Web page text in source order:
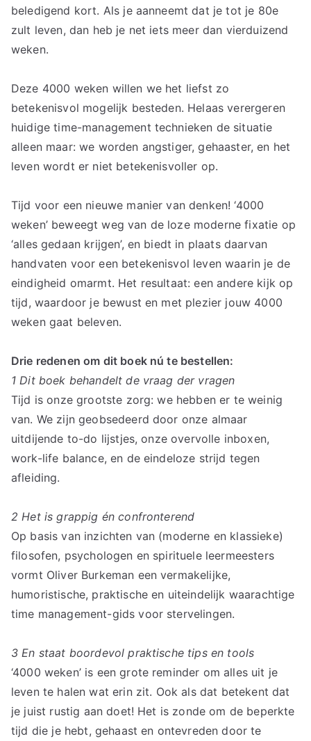
beledigend kort. Als je aanneemt dat je tot je 80e
zult leven, dan heb je net iets meer dan vierduizend
weken.
Deze 4000 weken willen we het liefst zo
betekenisvol mogelijk besteden. Helaas verergeren
huidige time-management technieken de situatie
alleen maar: we worden angstiger, gehaaster, en het
leven wordt er niet betekenisvoller op.
Tijd voor een nieuwe manier van denken! ‘4000
weken’ beweegt weg van de loze moderne fixatie op
‘alles gedaan krijgen’, en biedt in plaats daarvan
handvaten voor een betekenisvol leven waarin je de
eindigheid omarmt. Het resultaat: een andere kijk op
tijd, waardoor je bewust en met plezier jouw 4000
weken gaat beleven.
Drie redenen om dit boek nú te bestellen:
1 Dit boek behandelt de vraag der vragen
Tijd is onze grootste zorg: we hebben er te weinig
van. We zijn geobsedeerd door onze almaar
uitdijende to-do lijstjes, onze overvolle inboxen,
work-life balance, en de eindeloze strijd tegen
afleiding.
2 Het is grappig én confronterend
Op basis van inzichten van (moderne en klassieke)
filosofen, psychologen en spirituele leermeesters
vormt Oliver Burkeman een vermakelijke,
humoristische, praktische en uiteindelijk waarachtige
time management-gids voor stervelingen.
3 En staat boordevol praktische tips en tools
‘4000 weken’ is een grote reminder om alles uit je
leven te halen wat erin zit. Ook als dat betekent dat
je juist rustig aan doet! Het is zonde om de beperkte
tijd die je hebt, gehaast en ontevreden door te